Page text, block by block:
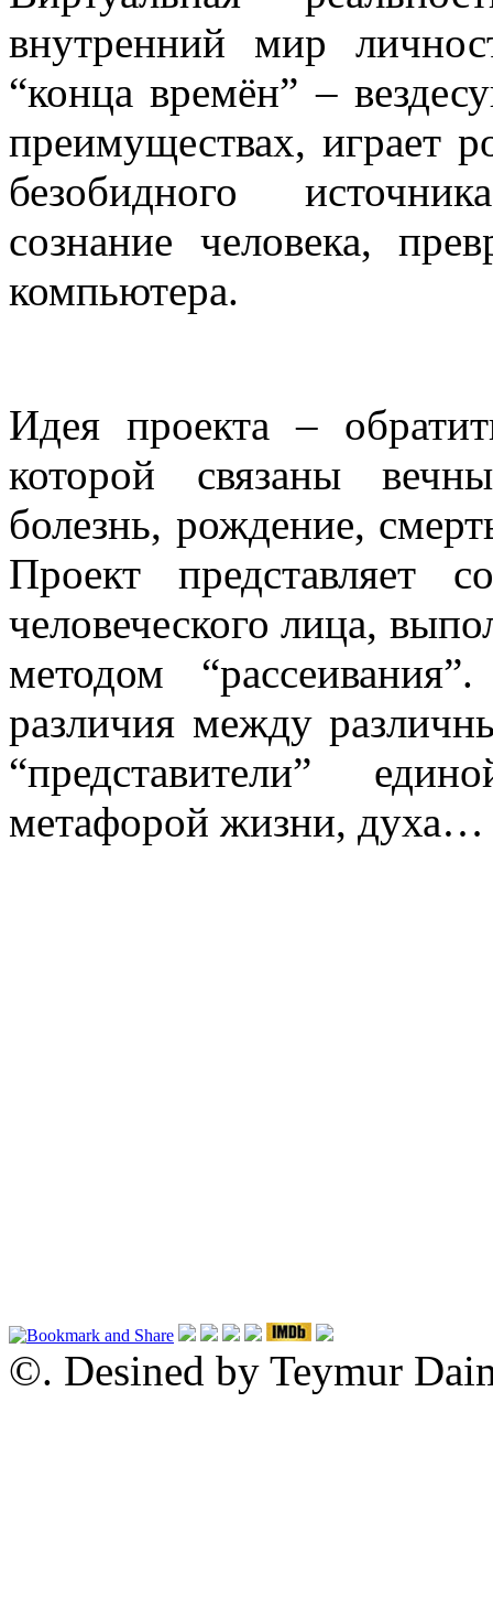
внутренний мир
“конца времён” –
преимуществах, играет
безобидного
сознание человека,
компьютера.
Идея проекта –
которой связаны
болезнь, рождение,
Проект представляет
человеческого лица,
методом
различия между
“представители”
метафорой жизни, духа…
©. Desined by Teymur